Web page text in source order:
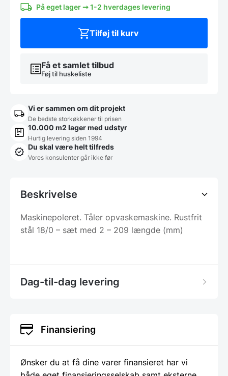
Hendi
Profi
På eget lager ➞ 1-2 hverdages levering
Få et samlet tilbud
Føj til huskeliste
Tilføj til kurv
Vi er sammen om dit projekt
De bedste storkøkkener til prisen
10.000 m2 lager med udstyr
Hurtig levering siden 1994
Du skal være helt tilfreds
Vores konsulenter går ikke før
Beskrivelse
Maskinepoleret. Tåler opvaskemaskine. Rustfrit
stål 18/0 – sæt med 2 – 209 længde (mm)
Dag-til-dag levering
Finansiering
Ønsker du at få dine varer finansieret har vi